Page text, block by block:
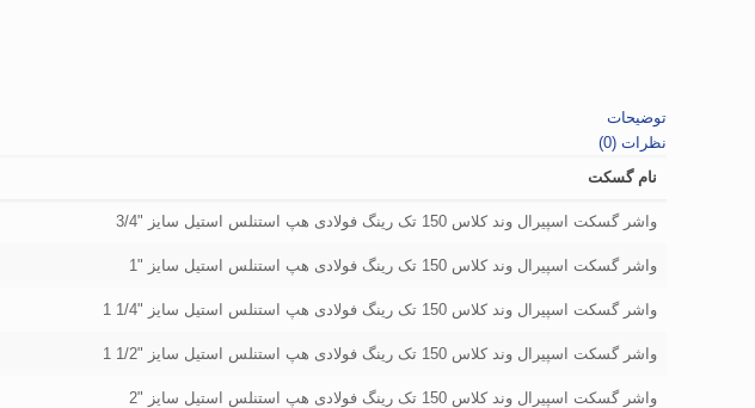
توضیحات
نظرات (0)
نام گسکت
واشر گسکت اسپیرال وند کلاس 150 تک رینگ فولادی هپ استنلس استیل سایز "3/4
واشر گسکت اسپیرال وند کلاس 150 تک رینگ فولادی هپ استنلس استیل سایز "1
واشر گسکت اسپیرال وند کلاس 150 تک رینگ فولادی هپ استنلس استیل سایز "1/4 1
واشر گسکت اسپیرال وند کلاس 150 تک رینگ فولادی هپ استنلس استیل سایز "1/2 1
واشر گسکت اسپیرال وند کلاس 150 تک رینگ فولادی هپ استنلس استیل سایز "2